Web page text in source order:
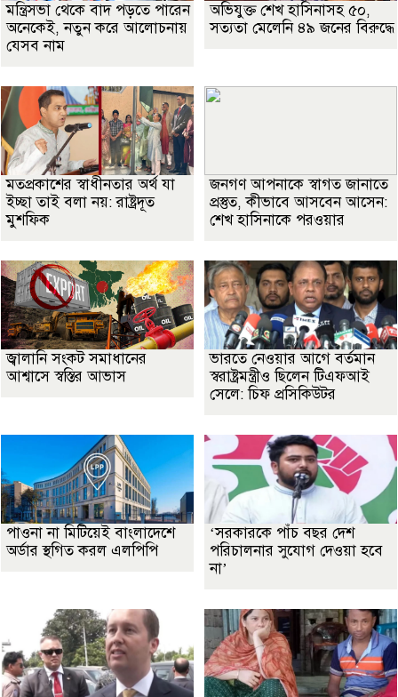
মন্ত্রিসভা থেকে বাদ পড়তে পারেন
অনেকেই, নতুন করে আলোচনায়
যেসব নাম
অভিযুক্ত শেখ হাসিনাসহ ৫০,
সত্যতা মেলেনি ৪৯ জনের বিরুদ্ধে
মতপ্রকাশের স্বাধীনতার অর্থ যা
ইচ্ছা তাই বলা নয়: রাষ্ট্রদূত
মুশফিক
জনগণ আপনাকে স্বাগত জানাতে
প্রস্তুত, কীভাবে আসবেন আসেন:
শেখ হাসিনাকে পরওয়ার
জ্বালানি সংকট সমাধানের
আশ্বাসে স্বস্তির আভাস
ভারতে নেওয়ার আগে বর্তমান
স্বরাষ্ট্রমন্ত্রীও ছিলেন টিএফআই
সেলে: চিফ প্রসিকিউটর
পাওনা না মিটিয়েই বাংলাদেশে
অর্ডার স্থগিত করল এলপিপি
‘সরকারকে পাঁচ বছর দেশ
পরিচালনার সুযোগ দেওয়া হবে
না’